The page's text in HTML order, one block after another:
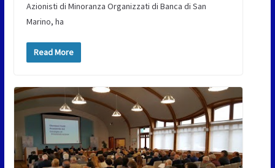
Azionisti di Minoranza Organizzati di Banca di San
Marino, ha
Read More